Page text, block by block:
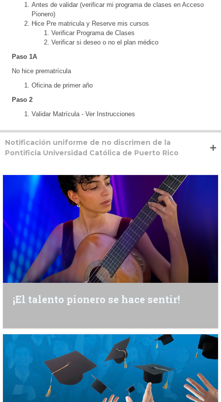
Antes de validar (verificar mi programa de clases en Acceso
Pionero)
Hice Pre matricula y Reserve mis cursos
Verificar Programa de Clases
Verificar si deseo o no el plan médico
Paso 1A
No hice prematrícula
Oficina de primer año
Paso 2
Validar Matrícula - Ver Instrucciones
Notificación uniforme de no discrimen de la
Pontificia Universidad Católica de Puerto Rico
¡El talento pionero se hace sentir!